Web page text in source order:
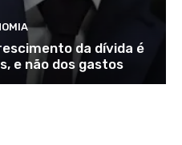
da dívida é
e não dos gastos